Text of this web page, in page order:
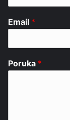
Email *
Poruka *